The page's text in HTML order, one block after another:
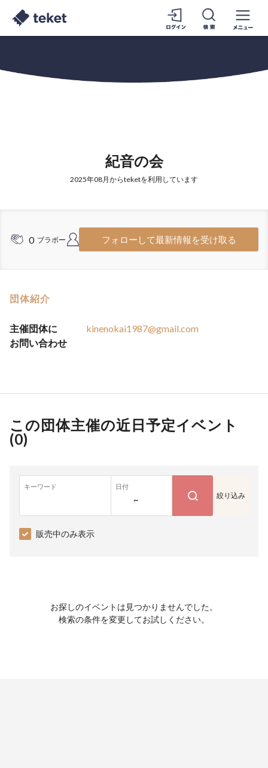
紀音の会
2025年08月からteketを利用しています
0 ブラボー フォロワー
フォローして最新情報を受け取る
団体紹介
主催団体に
お問い合わせ
kinenokai1987@gmail.com
この団体主催の近日予定イベント
(0)
キーワード 日付
~ 絞り込み
販売中のみ表示
お探しのイベントは見つかりませんでした。
検索の条件を変更してお試しください。